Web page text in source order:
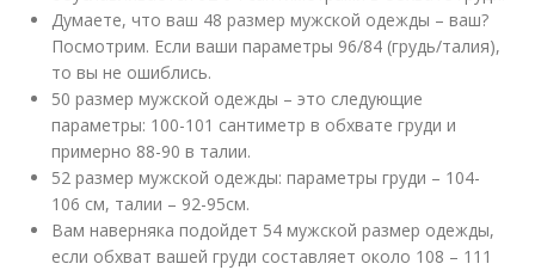
Думаете, что ваш 48 размер мужской одежды – ваш?
Посмотрим. Если ваши параметры 96/84 (грудь/талия),
то вы не ошиблись.
50 размер мужской одежды – это следующие
параметры: 100-101 сантиметр в обхвате груди и
примерно 88-90 в талии.
52 размер мужской одежды: параметры груди – 104-
106 см, талии – 92-95см.
Вам наверняка подойдет 54 мужской размер одежды,
если обхват вашей груди составляет около 108 – 111